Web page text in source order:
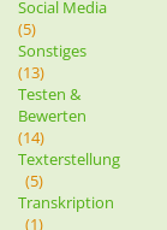
Social Media
(5)
Sonstiges
(13)
Testen &
Bewerten
(14)
Texterstellung
(5)
Transkription
(1)